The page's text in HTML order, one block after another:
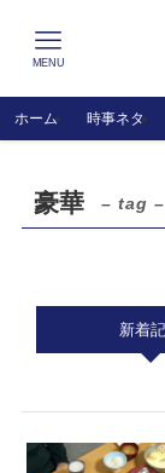
MENU
ホーム 時事ネタ
豪華 – tag –
新着